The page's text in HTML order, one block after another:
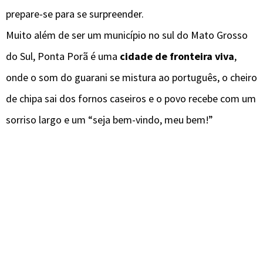
prepare-se para se surpreender.
Muito além de ser um município no sul do Mato Grosso
do Sul, Ponta Porã é uma cidade de fronteira viva,
onde o som do guarani se mistura ao português, o cheiro
de chipa sai dos fornos caseiros e o povo recebe com um
sorriso largo e um “seja bem-vindo, meu bem!”